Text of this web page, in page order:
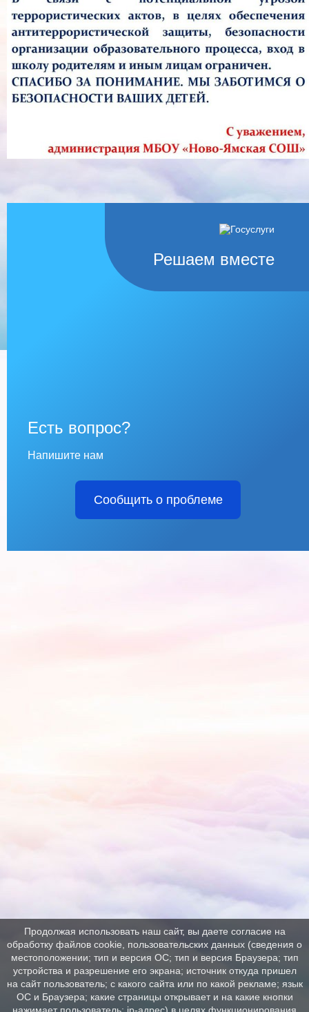
Решаем вместе
Есть вопрос?
Напишите нам
Сообщить о проблеме
Продолжая использовать наш сайт, вы даете согласие на
обработку файлов cookie, пользовательских данных (сведения о
местоположении; тип и версия ОС; тип и версия Браузера; тип
устройства и разрешение его экрана; источник откуда пришел
на сайт пользователь; с какого сайта или по какой рекламе; язык
ОС и Браузера; какие страницы открывает и на какие кнопки